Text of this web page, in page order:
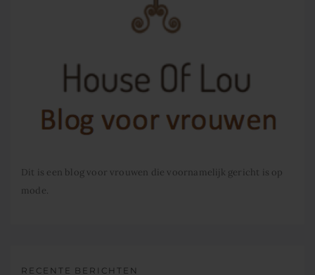
Dit is een blog voor vrouwen die voornamelijk gericht is op
mode.
RECENTE BERICHTEN